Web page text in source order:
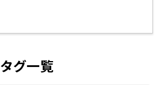
タグ一覧